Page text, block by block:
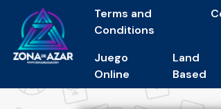
Terms and
Conditions
Juego
Online
Land
Based